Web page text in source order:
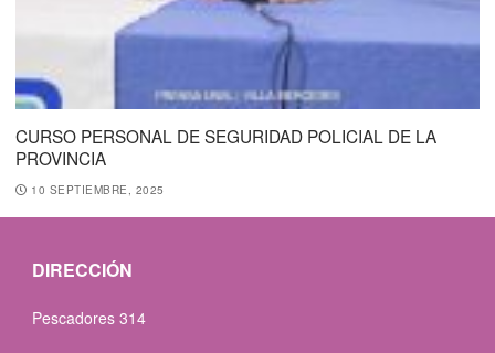
CURSO PERSONAL DE SEGURIDAD POLICIAL DE LA
PROVINCIA
10 SEPTIEMBRE, 2025
DIRECCIÓN
Pescadores 314